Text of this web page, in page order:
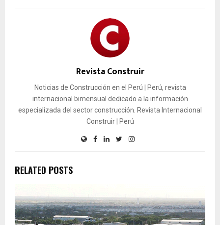
Revista Construir
Noticias de Construcción en el Perú | Perú, revista
internacional bimensual dedicado a la información
especializada del sector construcción. Revista Internacional
Construir | Perú
RELATED POSTS